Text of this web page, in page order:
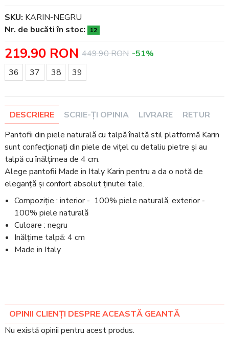
DESCRIERE SCRIE-ȚI OPINIA LIVRARE
RETUR
Pantofii din piele naturală cu talpă înaltă stil platformă Karin
sunt confecționați din piele de vițel cu detaliu pietre și au
talpă cu înălțimea de 4 cm.
Alege pantofii Made in Italy Karin pentru a da o notă de
eleganță și confort absolut ținutei tale.
Compoziție : interior - 100% piele naturală, exterior -
100% piele naturală
Culoare : negru
Inălțime talpă: 4 cm
Made in Italy
SKU: KARIN-NEGRU
Nr. de bucăti în stoc:
12
219.90 RON 449.90 RON -51%
Mărime
36 37 38 39
OPINII CLIENȚI DESPRE ACEASTĂ GEANTĂ
Nu există opinii pentru acest produs.